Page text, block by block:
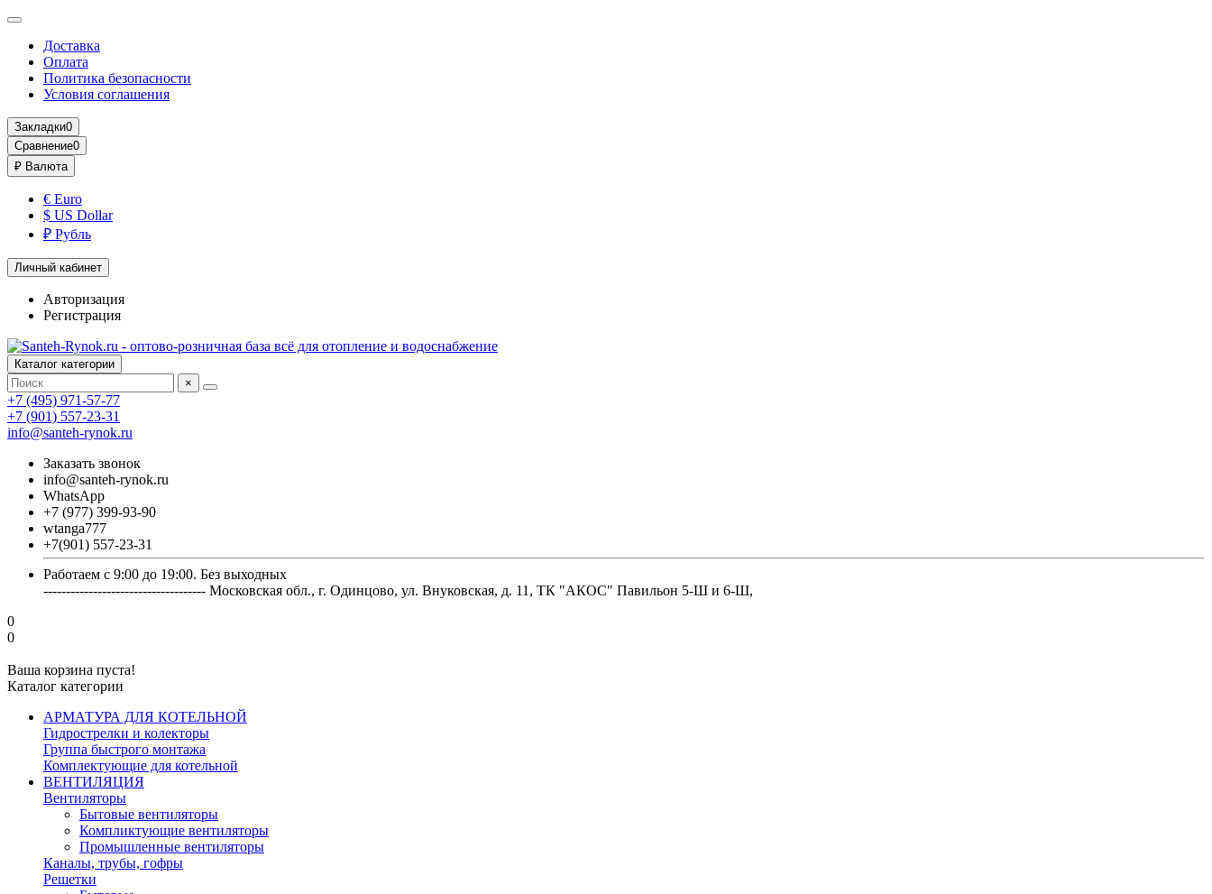
Доставка
Оплата
Политика безопасности
Условия соглашения
Закладки0
Сравнение0
₽ Валюта
€ Euro
$ US Dollar
₽ Рубль
Личный кабинет
Авторизация
Регистрация
Каталог категории
×
+7 (495) 971-57-77
+7 (901) 557-23-31
info@santeh-rynok.ru
Заказать звонок
info@santeh-rynok.ru
WhatsApp
+7 (977) 399-93-90
wtanga777
+7(901) 557-23-31
Работаем с 9:00 до 19:00. Без выходных
------------------------------------ Московская обл., г. Одинцово, ул. Внуковская, д. 11, ТК "АКОС" Павильон 5-Ш и 6-Ш,
0
0
Ваша корзина пуста!
Каталог категории
АРМАТУРА ДЛЯ КОТЕЛЬНОЙ
Гидрострелки и колекторы
Группа быстрого монтажа
Комплектующие для котельной
ВЕНТИЛЯЦИЯ
Вентиляторы
Бытовые вентиляторы
Компликтующие вентиляторы
Промышленные вентиляторы
Каналы, трубы, гофры
Решетки